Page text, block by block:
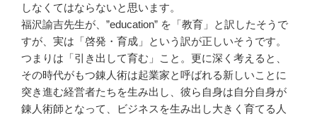
しなくてはならないと思います。
福沢諭吉先生が、”education” を「教育」と訳したそうで
すが、実は「啓発・育成」という訳が正しいそうです。
つまりは「引き出して育む」こと。更に深く考えると、
その時代がもつ錬人術は起業家と呼ばれる新しいことに
突き進む経営者たちを生み出し、彼ら自身は自分自身が
錬人術師となって、ビジネスを生み出し大きく育てる人